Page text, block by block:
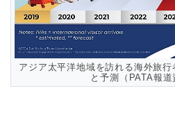
アジア太平洋地域を訪れる海外旅
と予測（PATA報道